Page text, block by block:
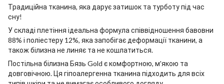
Традиційна тканина, яка дарує затишок та турботу під час
сну!
У складі плетіння ідеальна формула співвідношення бавовни
88% і поліестеру 12%, яка запобігає деформації тканини, а
також білизна не линяє та не кошлатиться.
Постільна білизна Бязь Gold є комфортною, м'якою та
довговічною. Ця гіпоалергенна тканина підходить для всіх